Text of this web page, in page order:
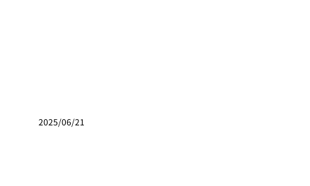
2025/06/21